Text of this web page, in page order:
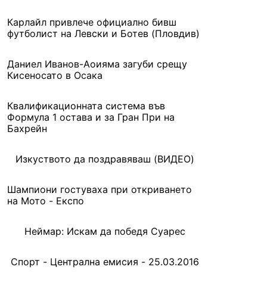
Карлайл привлече официално бивш
футболист на Левски и Ботев (Пловдив)
Даниел Иванов-Аоияма загуби срещу
Кисеносато в Осака
Квалификационната система във
Формула 1 остава и за Гран При на
Бахрейн
Изкуството да поздравяваш (ВИДЕО)
Шампиони гостуваха при откриването
на Мото - Експо
Неймар: Искам да победя Суарес
Спорт - Централна емисия - 25.03.2016